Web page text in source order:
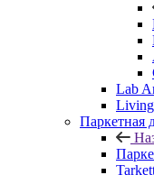
Lab
Паркетная